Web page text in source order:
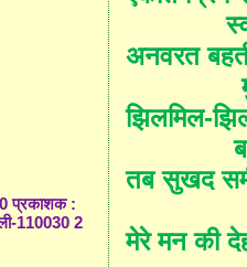
अनवरत
झिलमिल-
तब सुखद
मेरे मन की
प्रकाशक :
110030 2